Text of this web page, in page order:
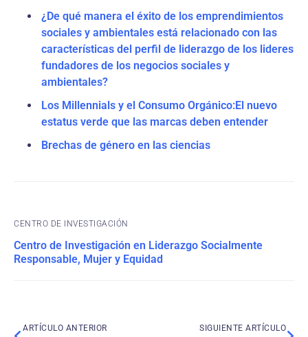
¿De qué manera el éxito de los emprendimientos
sociales y ambientales está relacionado con las
características del perfil de liderazgo de los lideres
fundadores de los negocios sociales y
ambientales?
Los Millennials y el Consumo Orgánico:El nuevo
estatus verde que las marcas deben entender
Brechas de género en las ciencias
CENTRO DE INVESTIGACIÓN
Centro de Investigación en Liderazgo Socialmente
Responsable, Mujer y Equidad
ARTÍCULO ANTERIOR SIGUIENTE ARTÍCULO